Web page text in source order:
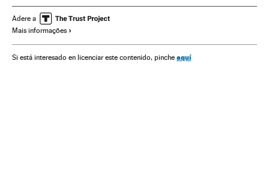
Organizações desportivas
Competições
Adere a
Mais informações
Si está interesado en licenciar este contenido, pinche aquí